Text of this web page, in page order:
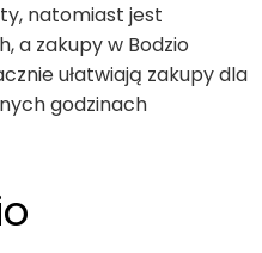
natomiast jest
a zakupy w Bodzio
ułatwiają zakupy dla
godzinach